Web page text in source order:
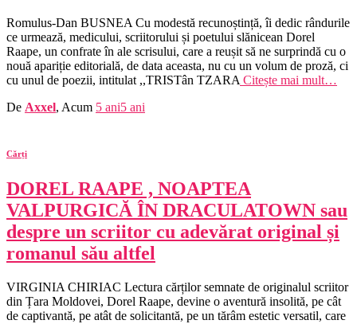
Romulus‑Dan BUSNEA Cu modestă recunoștință, îi dedic rândurile
ce urmează, medicului, scriitorului și poetului slănicean Dorel
Raape, un confrate în ale scrisului, care a reușit să ne surprindă cu o
nouă apariție editorială, de data aceasta, nu cu un volum de proză, ci
cu unul de poezii, intitulat ,,TRISTân TZARA Citește mai mult…
De Axxel, Acum 5 ani5 ani
Cărți
DOREL RAAPE , NOAPTEA
VALPURGICĂ ÎN DRACULATOWN sau
despre un scriitor cu adevărat original și
romanul său altfel
VIRGINIA CHIRIAC Lectura cărților semnate de originalul scriitor
din Țara Moldovei, Dorel Raape, devine o aventură insolită, pe cât
de captivantă, pe atât de solicitantă, pe un tărâm estetic versatil, care